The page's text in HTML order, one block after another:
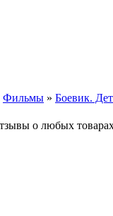
Фильмы » Боевик.
о любых